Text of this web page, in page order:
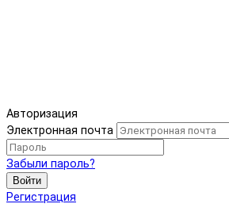
Авторизация
Электронная почта
Забыли пароль?
Войти
Регистрация